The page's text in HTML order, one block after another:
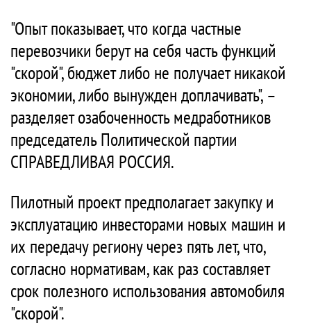
"Опыт показывает, что когда частные
перевозчики берут на себя часть функций
"скорой", бюджет либо не получает никакой
экономии, либо вынужден доплачивать", –
разделяет озабоченность медработников
председатель Политической партии
СПРАВЕДЛИВАЯ РОССИЯ.
Пилотный проект предполагает закупку и
эксплуатацию инвесторами новых машин и
их передачу региону через пять лет, что,
согласно нормативам, как раз составляет
срок полезного использования автомобиля
"скорой".